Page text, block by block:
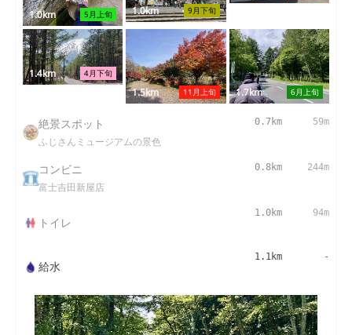
5月上旬
1.0km 9月下旬
1.0km
4月下旬
1.4km
11月上旬
1.5km 6月上旬
1.7km
絶景スポット
ふじさんミュージアムの景色
0.7km 59m
コンビニ
富士吉田新屋店
0.8km 244m
トイレ
1.0km 94m
給水
1.1km -